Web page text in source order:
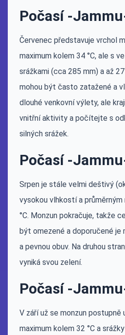
Počasí -
Červenec představuje vrchol
maximum kolem 34 °C, ale s
srážkami (cca 285 mm) a až
mohou být často zatažené a
dlouhé venkovní výlety, ale
vnitřní aktivity a počítejte s
silných srážek.
Počasí -
Srpen je stále velmi deštivý
vysokou vlhkostí a průměrným
°C. Monzun pokračuje, takže
být omezené a doporučené
a pevnou obuv. Na druhou
vyniká svou zelení.
Počasí -
V září už se monzun postupně
maximum kolem 32 °C a